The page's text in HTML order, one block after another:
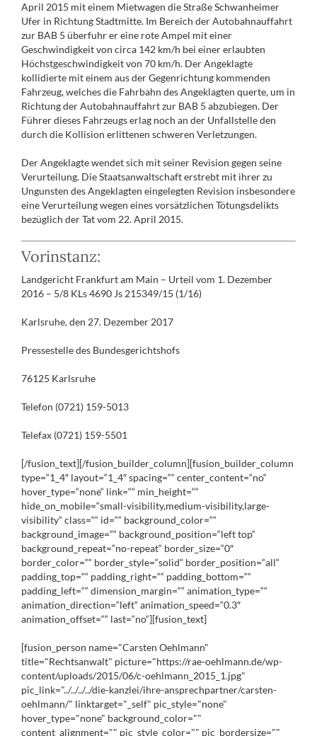
April 2015 mit einem Mietwagen die Straße Schwanheimer
Ufer in Richtung Stadtmitte. Im Bereich der Autobahnauffahrt
zur BAB 5 überfuhr er eine rote Ampel mit einer
Geschwindigkeit von circa 142 km/h bei einer erlaubten
Höchstgeschwindigkeit von 70 km/h. Der Angeklagte
kollidierte mit einem aus der Gegenrichtung kommenden
Fahrzeug, welches die Fahrbahn des Angeklagten querte, um in
Richtung der Autobahnauffahrt zur BAB 5 abzubiegen. Der
Führer dieses Fahrzeugs erlag noch an der Unfallstelle den
durch die Kollision erlittenen schweren Verletzungen.
Der Angeklagte wendet sich mit seiner Revision gegen seine
Verurteilung. Die Staatsanwaltschaft erstrebt mit ihrer zu
Ungunsten des Angeklagten eingelegten Revision insbesondere
eine Verurteilung wegen eines vorsätzlichen Tötungsdelikts
bezüglich der Tat vom 22. April 2015.
Vorinstanz:
Landgericht Frankfurt am Main – Urteil vom 1. Dezember
2016 – 5/8 KLs 4690 Js 215349/15 (1/16)
Karlsruhe, den 27. Dezember 2017
Pressestelle des Bundesgerichtshofs
76125 Karlsruhe
Telefon (0721) 159-5013
Telefax (0721) 159-5501
[/fusion_text][/fusion_builder_column][fusion_builder_column
type=“1_4″ layout=“1_4″ spacing=““ center_content=“no“
hover_type=“none“ link=““ min_height=““
hide_on_mobile=“small-visibility,medium-visibility,large-
visibility“ class=““ id=““ background_color=““
background_image=““ background_position=“left top“
background_repeat=“no-repeat“ border_size=“0″
border_color=““ border_style=“solid“ border_position=“all“
padding_top=““ padding_right=““ padding_bottom=““
padding_left=““ dimension_margin=““ animation_type=““
animation_direction=“left“ animation_speed=“0.3″
animation_offset=““ last=“no“][fusion_text]
[fusion_person name="Carsten Oehlmann"
title="Rechtsanwalt" picture="https://rae-oehlmann.de/wp-
content/uploads/2015/06/c-oehlmann_2015_1.jpg"
pic_link="../../../../die-kanzlei/ihre-ansprechpartner/carsten-
oehlmann/" linktarget="_self" pic_style="none"
hover_type="none" background_color=""
content_alignment="" pic_style_color="" pic_bordersize=""